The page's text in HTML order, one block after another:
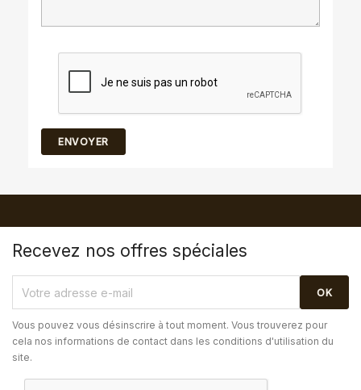
Recevez nos offres spéciales
Vous pouvez vous désinscrire à tout moment. Vous trouverez pour
cela nos informations de contact dans les conditions d'utilisation du
site.